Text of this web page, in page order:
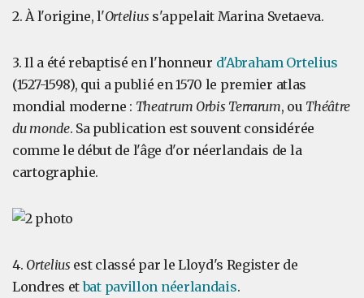
2. À l'origine, l'Ortelius s'appelait Marina Svetaeva.
3. Il a été rebaptisé en l'honneur d'Abraham Ortelius
(1527-1598), qui a publié en 1570 le premier atlas
mondial moderne : Theatrum Orbis Terrarum, ou Théâtre
du monde. Sa publication est souvent considérée
comme le début de l'âge d'or néerlandais de la
cartographie.
4. Ortelius est classé par le Lloyd's Register de
Londres etbat pavillon néerlandais.